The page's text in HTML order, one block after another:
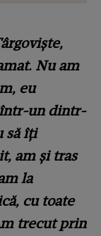
Nu am
eu
un dintr-
să îți
am și tras
la
cu toate
trecut prin